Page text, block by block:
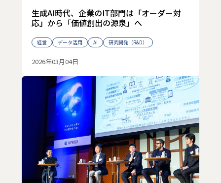
生成AI時代、企業のIT部門は「オーダー対
応」から「価値創出の源泉」へ
経営 データ活用 AI 研究開発（R&D）
2026年03月04日